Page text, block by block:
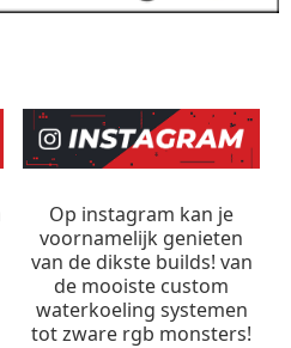
Op instagram kan je
voornamelijk genieten
van de dikste builds! van
de mooiste custom
waterkoeling systemen
tot zware rgb monsters!